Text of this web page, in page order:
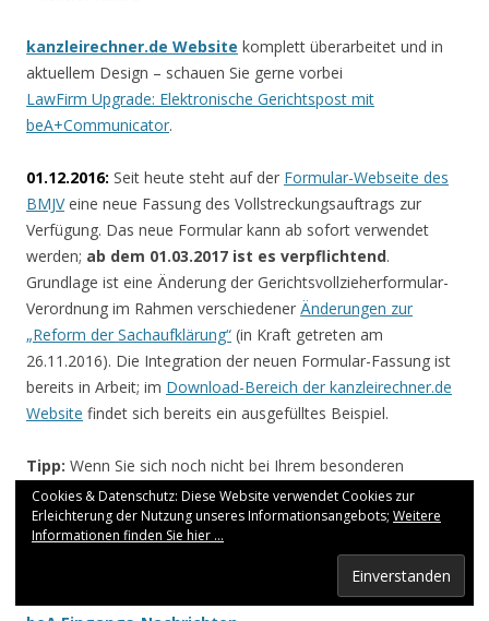
kanzleirechner.de Website komplett überarbeitet und in
aktuellem Design – schauen Sie gerne vorbei
LawFirm Upgrade: Elektronische Gerichtspost mit
beA+Communicator.
01.12.2016: Seit heute steht auf der Formular-Webseite des
BMJVeine neue Fassung des Vollstreckungsauftrags zur
Verfügung. Das neue Formular kann ab sofort verwendet
werden; ab dem 01.03.2017 ist es verpflichtend.
Grundlage ist eine Änderung der Gerichtsvollzieherformular-
Verordnung im Rahmen verschiedener Änderungen zur
„Reform der Sachaufklärung“ (in Kraft getreten am
26.11.2016). Die Integration der neuen Formular-Fassung ist
bereits in Arbeit; im Download-Bereich der kanzleirechner.de
Website findet sich bereits ein ausgefülltes Beispiel.
Tipp: Wenn Sie sich noch nicht bei Ihrem besonderen
elektronischen Anwaltspostfach registriert haben sollten,
finden Sie hier unsere
Schritt-für-Schritt-Anleitungen von der beA-Karten
Schritt-für-Schritt-Anleitungen u.a. zum Abrufen von
Cookies & Datenschutz: Diese Website verwendet Cookies zur
Erleichterung der Nutzung unseres Informationsangebots; Weitere
Informationen finden Sie hier ...